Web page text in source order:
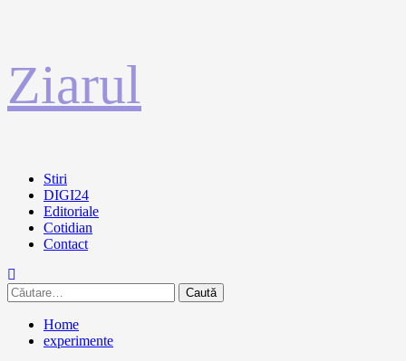
la
conținut
Ziarul
Primary
Menu
Stiri
DIGI24
Editoriale
Cotidian
Contact
Caută
după:
Home
experimente